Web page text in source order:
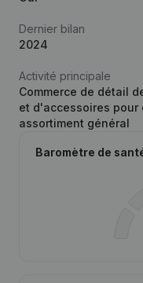
Dernier bilan
2024
Activité principale
Commerce de détail
et d'accessoires pour
assortiment général
Baromètre de